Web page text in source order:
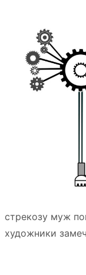
стрекозу муж
художники